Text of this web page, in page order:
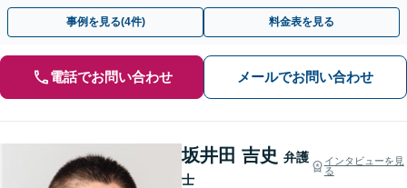
話相談可】
事例を見る(4件) 料金表を見る
電話でお問い合わせ メールでお問い合わせ
坂井田 吉史 弁護
士
インタビューを見
る